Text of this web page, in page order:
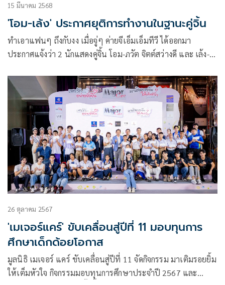
15 มีนาคม 2568
'โอม-เล้ง' ประกาศยุติการทำงานในฐานะคู่จิ้น
ทำเอาแฟนๆ ถึงกับงง เมื่อจู่ๆ ค่ายจีเอ็มเอ็มทีวี ได้ออกมา
ประกาศแจ้งว่า 2 นักแสดงคู่จิ้น โอม-ภวัต จิตต์สว่างดี และ เล้ง-
KIDNAP ลับ-จ้าง-รัก ขอยุติยุติการทำงานคู่ร่วมกันอย่างเป็น
ทางการ
26 ตุลาคม 2567
'เมเจอร์แคร์' ขับเคลื่อนสู่ปีที่ 11 มอบทุนการ
ศึกษาเด็กด้อยโอกาส
มูลนิธิ เมเจอร์ แคร์ ขับเคลื่อนสู่ปีที่ 11 จัดกิจกรรม มาเติมรอยยิ้ม
ให้เต็มหัวใจ กิจกรรมมอบทุนการศึกษาประจำปี 2567 และ